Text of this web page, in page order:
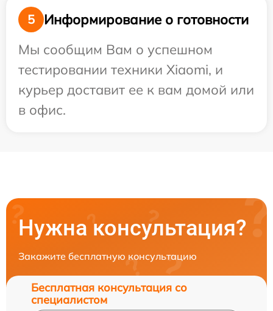
5
Информирование о готовности
Мы сообщим Вам о успешном
тестировании техники Xiaomi, и
курьер доставит ее к вам домой или
в офис.
Нужна консультация?
Закажите бесплатную консультацию
Бесплатная консультация со
специалистом